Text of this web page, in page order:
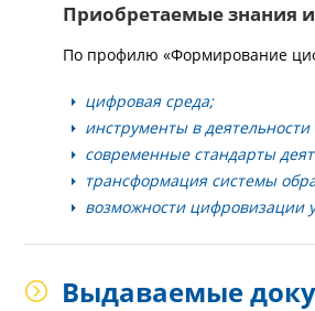
Приобретаемые знания
По профилю «Формирование
цифровая среда;
инструменты в деятельности
современные стандарты
трансформация системы
возможности цифровизации
Выдаваемые